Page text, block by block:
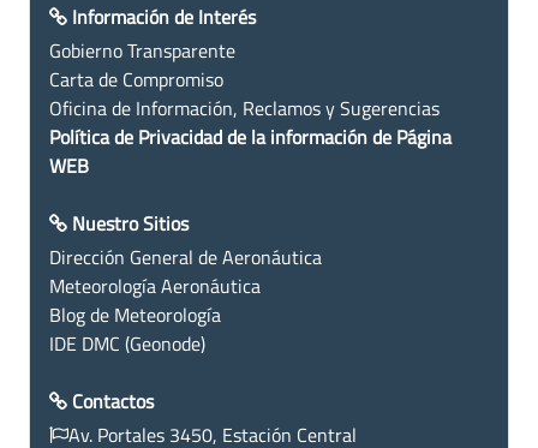
Información de Interés
Gobierno Transparente
Carta de Compromiso
Oficina de Información, Reclamos y Sugerencias
Política de Privacidad de la información de Página
WEB
Nuestro Sitios
Dirección General de Aeronáutica
Meteorología Aeronáutica
Blog de Meteorología
IDE DMC (Geonode)
Contactos
Av. Portales 3450, Estación Central